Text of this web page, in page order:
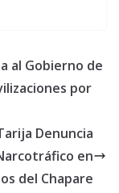
al Gobierno de
por
Denuncia
en
del Chapare